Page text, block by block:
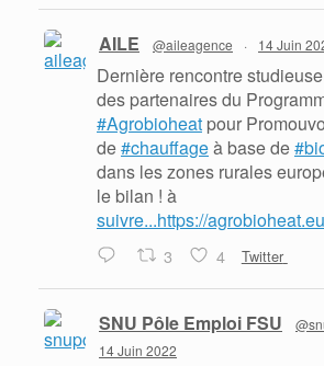
AILE @aileagence · 14 Juin
Dernière rencontre
des partenaires du
#Agrobioheat pour
de#chauffageà base de
dans les zones rurales
le bilan ! à
suivre...https://
3 4 Twitter
SNU Pôle Emploi FSU
14 Juin 2022